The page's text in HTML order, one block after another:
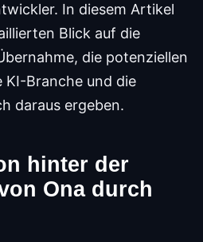
In diesem Artikel
Blick auf die
die potenziellen
KI-Branche und die
daraus ergeben.
hinter der
Ona durch